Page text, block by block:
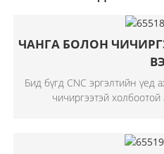
ЧАНГА БОЛОН
Бид бүгд CNC эргэлтийн үед
чичиргээтэй холбоотой